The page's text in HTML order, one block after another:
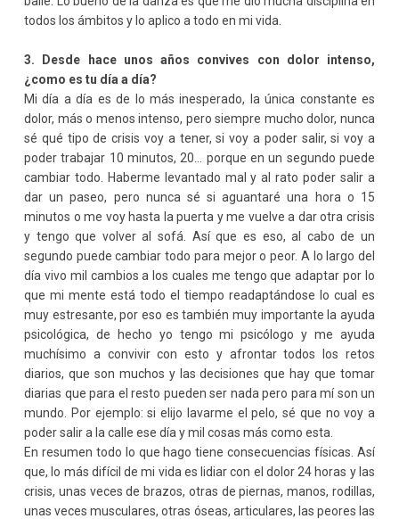
todos los ámbitos y lo aplico a todo en mi vida.
3. Desde hace unos años convives con dolor intenso,
¿como es tu día a día?
Mi día a día es de lo más inesperado, la única constante es
dolor, más o menos intenso, pero siempre mucho dolor, nunca
sé qué tipo de crisis voy a tener, si voy a poder salir, si voy a
poder trabajar 10 minutos, 20… porque en un segundo puede
cambiar todo. Haberme levantado mal y al rato poder salir a
dar un paseo, pero nunca sé si aguantaré una hora o 15
minutos o me voy hasta la puerta y me vuelve a dar otra crisis
y tengo que volver al sofá. Así que es eso, al cabo de un
segundo puede cambiar todo para mejor o peor. A lo largo del
día vivo mil cambios a los cuales me tengo que adaptar por lo
que mi mente está todo el tiempo readaptándose lo cual es
muy estresante, por eso es también muy importante la ayuda
psicológica, de hecho yo tengo mi psicólogo y me ayuda
muchísimo a convivir con esto y afrontar todos los retos
diarios, que son muchos y las decisiones que hay que tomar
diarias que para el resto pueden ser nada pero para mí son un
mundo. Por ejemplo: si elijo lavarme el pelo, sé que no voy a
poder salir a la calle ese día y mil cosas más como esta.
En resumen todo lo que hago tiene consecuencias físicas. Así
que, lo más difícil de mi vida es lidiar con el dolor 24 horas y las
crisis, unas veces de brazos, otras de piernas, manos, rodillas,
unas veces musculares, otras óseas, articulares, las peores las